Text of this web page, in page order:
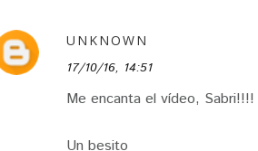
UNKNOWN
17/10/16, 14:51
Me encanta el vídeo, Sabri!!!!
Un besito